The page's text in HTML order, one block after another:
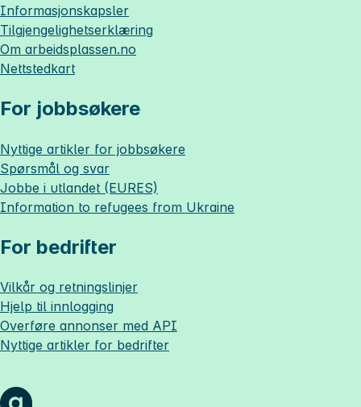
Informasjonskapsler
Tilgjengelighetserklæring
Om arbeidsplassen.no
Nettstedkart
For jobbsøkere
Nyttige artikler for jobbsøkere
Spørsmål og svar
Jobbe i utlandet (EURES)
Information to refugees from Ukraine
For bedrifter
Vilkår og retningslinjer
Hjelp til innlogging
Overføre annonser med API
Nyttige artikler for bedrifter